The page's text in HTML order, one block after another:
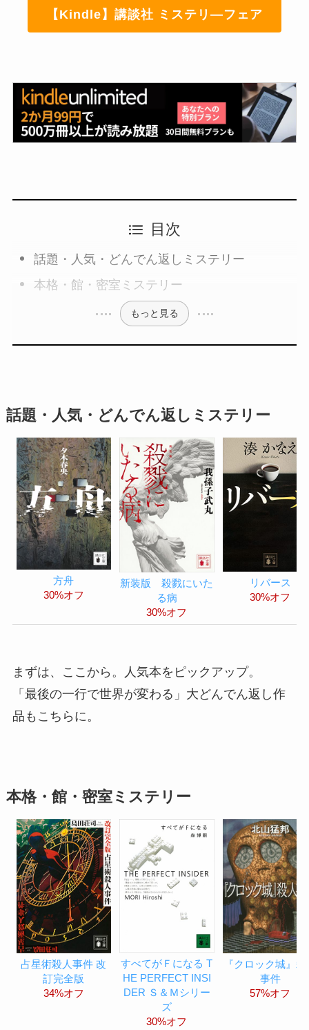
【Kindle】講談社 ミステリ—フェア
目次
話題・人気・どんでん返しミステリー
本格・館・密室ミステリー
もっと見る
話題・人気・どんでん返しミステリー
方舟
30%オフ
新装版 殺戮にいた
る病
30%オフ
リバース
30%オフ
まずは、ここから。人気本をピックアップ。
「最後の一行で世界が変わる」大どんでん返し作
品もこちらに。
本格・館・密室ミステリー
占星術殺人事件 改
訂完全版
34%オフ
すべてがＦになる T
HE PERFECT INSI
DER Ｓ＆Ｍシリー
ズ
30%オフ
『クロック城』殺
事件
57%オフ